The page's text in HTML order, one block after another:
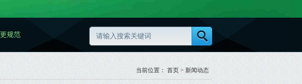
废旧物资清理怎么做更高效更规范 废旧物资分类怎么做更规范
当前位置： 首页 > 新闻动态